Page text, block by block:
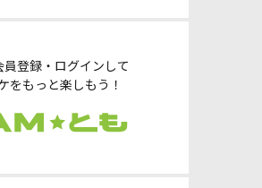
員登録・ログインして
をもっと楽しもう！